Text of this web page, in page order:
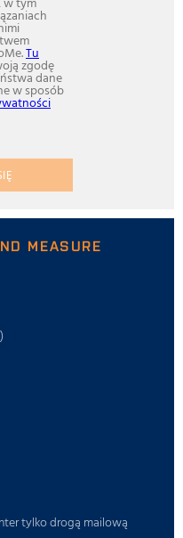
w tym
Tu
zgodę
dane
w sposób
MEASURE
tylko drogą mailową